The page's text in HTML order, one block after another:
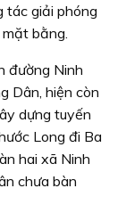
tác giải phóng
bằng.
đường Ninh
Dân, hiện còn
dựng tuyến
Long đi Ba
hai xã Ninh
chưa bàn